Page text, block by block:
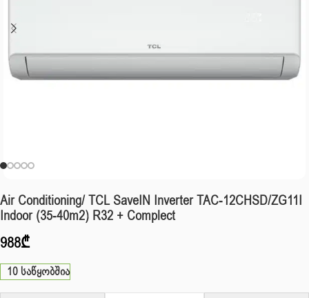
Air Conditioning/ TCL SaveIN Inverter TAC-12CHSD/ZG11I
Indoor (35-40m2) R32 + Complect
988₾
10 საწყობშია